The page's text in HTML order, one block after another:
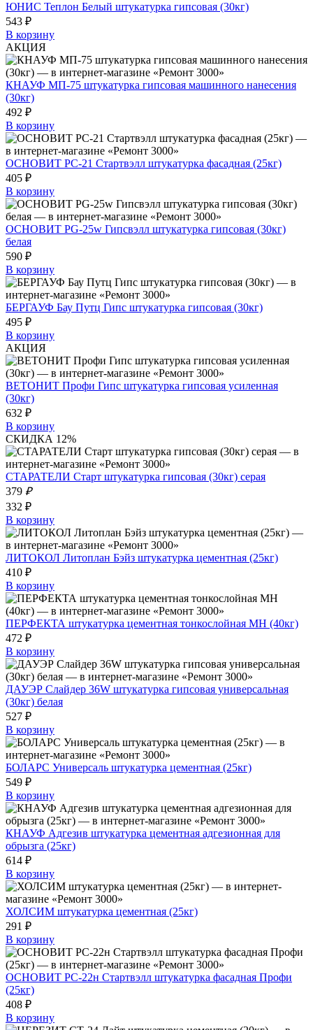
ЮНИС Теплон Белый штукатурка гипсовая (30кг)
543 ₽
В корзину
АКЦИЯ
КНАУФ МП-75 штукатурка гипсовая машинного нанесения
(30кг)
492 ₽
В корзину
ОСНОВИТ РС-21 Стартвэлл штукатурка фасадная (25кг)
405 ₽
В корзину
ОСНОВИТ PG-25w Гипсвэлл штукатурка гипсовая (30кг)
белая
590 ₽
В корзину
БЕРГАУФ Бау Путц Гипс штукатурка гипсовая (30кг)
495 ₽
В корзину
АКЦИЯ
ВЕТОНИТ Профи Гипс штукатурка гипсовая усиленная
(30кг)
632 ₽
В корзину
СКИДКА 12%
СТАРАТЕЛИ Старт штукатурка гипсовая (30кг) серая
379 ₽
332 ₽
В корзину
ЛИТОКОЛ Литоплан Бэйз штукатурка цементная (25кг)
410 ₽
В корзину
ПЕРФЕКТА штукатурка цементная тонкослойная МН (40кг)
472 ₽
В корзину
ДАУЭР Слайдер 36W штукатурка гипсовая универсальная
(30кг) белая
527 ₽
В корзину
БОЛАРС Универсаль штукатурка цементная (25кг)
549 ₽
В корзину
КНАУФ Адгезив штукатурка цементная адгезионная для
обрызга (25кг)
614 ₽
В корзину
ХОЛСИМ штукатурка цементная (25кг)
291 ₽
В корзину
ОСНОВИТ РС-22н Стартвэлл штукатурка фасадная Профи
(25кг)
408 ₽
В корзину